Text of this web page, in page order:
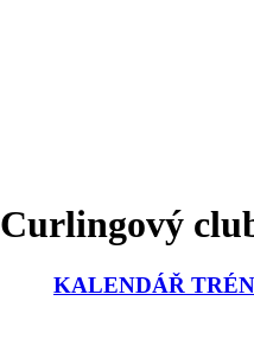
Curlingový
KALENDÁŘ